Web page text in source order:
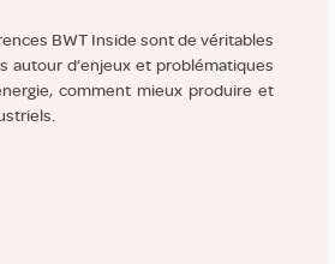
BWT Inside sont de véritables
autour d’enjeux et problématiques
comment mieux produire et